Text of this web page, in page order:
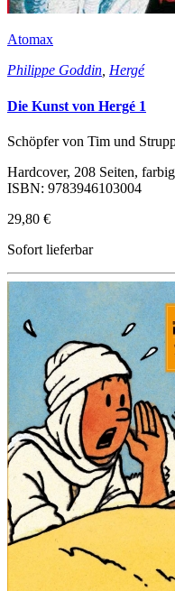
Atomax
Philippe Goddin, Hergé
Die Kunst von Hergé 1
Schöpfer von Tim und
Hardcover, 208 Seiten,
ISBN: 9783946103004
29,80 €
Sofort lieferbar